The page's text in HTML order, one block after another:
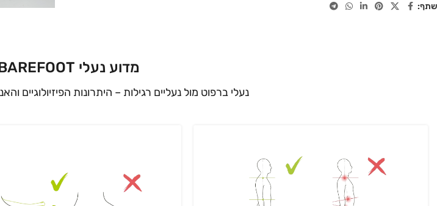
שתף:
מדוע נעלי BAREFOOT?
נעלי ברפוט מול נעליים רגילות – היתרונות הפיזיולוגיים